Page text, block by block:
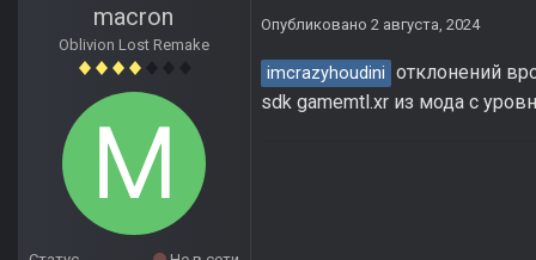
macron
Oblivion Lost Remake
Опубликовано 2 августа, 2024
imcrazyhoudini отклонений
sdk gamemtl.xr из мода с